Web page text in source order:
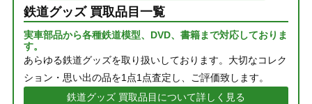
鉄道グッズ 買取品目一覧
実車部品から各種鉄道模型、DVD、書籍まで対応しておりま
す。
あらゆる鉄道グッズを取り扱いしております。大切なコレク
ション・思い出の品を1点1点査定し、ご評価致します。
鉄道グッズ 買取品目について詳しく見る